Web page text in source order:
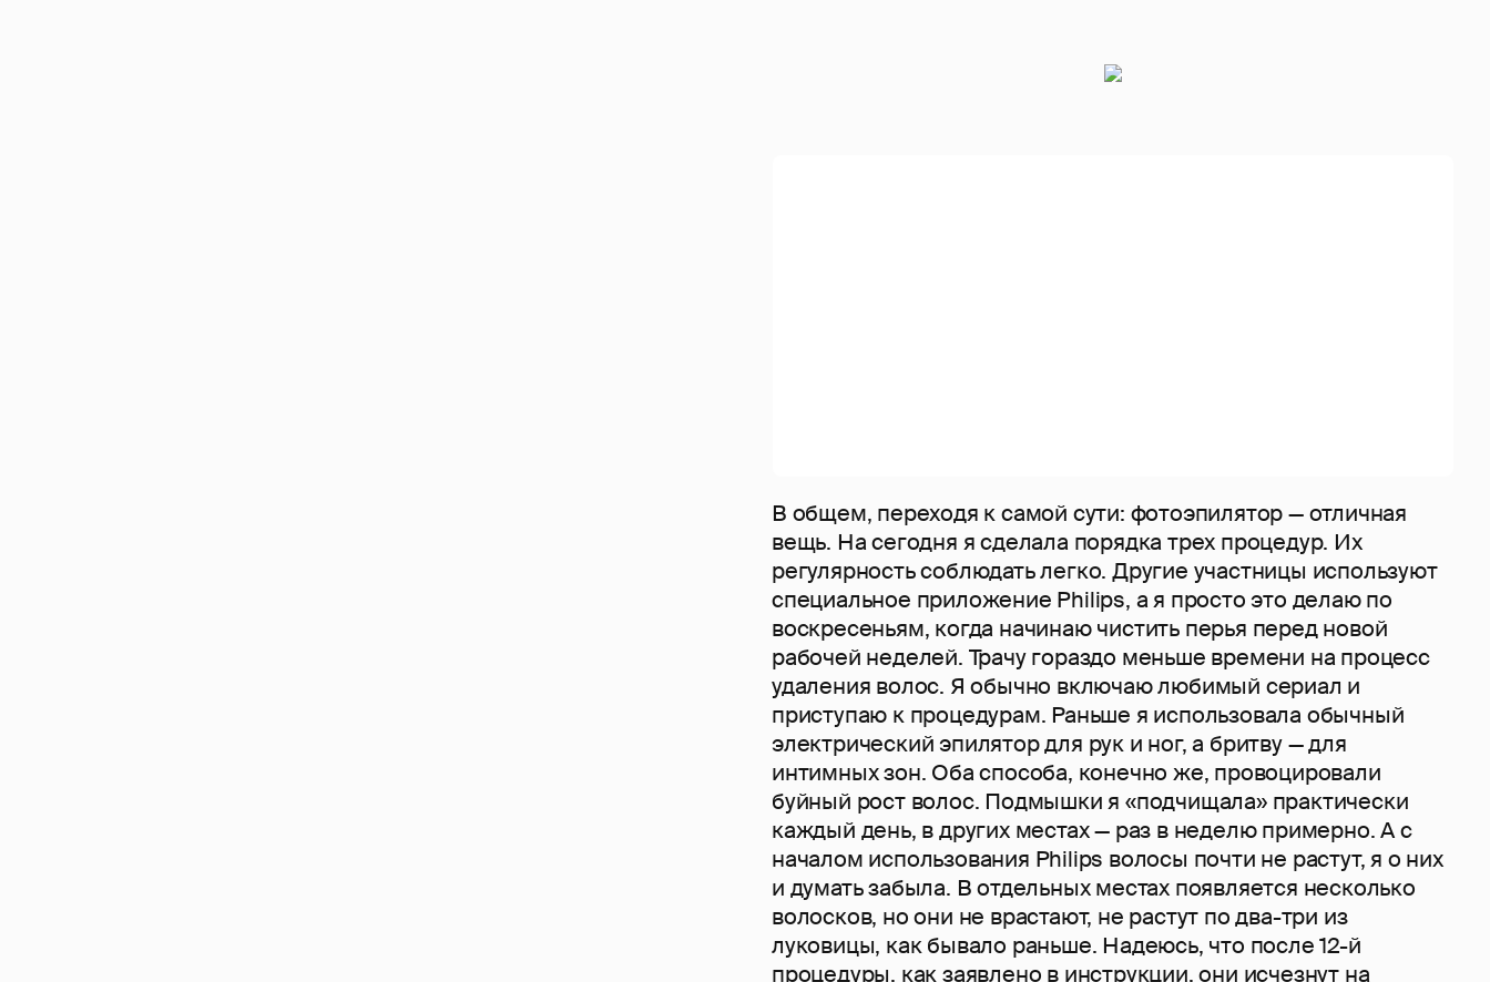
В общем, переходя к самой сути: фотоэпилятор — отличная
вещь. На сегодня я сделала порядка трех процедур. Их
регулярность соблюдать легко. Другие участницы используют
специальное приложение Philips, а я просто это делаю по
воскресеньям, когда начинаю чистить перья перед новой
рабочей неделей. Трачу гораздо меньше времени на процесс
удаления волос. Я обычно включаю любимый сериал и
приступаю к процедурам. Раньше я использовала обычный
электрический эпилятор для рук и ног, а бритву — для
интимных зон. Оба способа, конечно же, провоцировали
буйный рост волос. Подмышки я «подчищала» практически
каждый день, в других местах — раз в неделю примерно. А с
началом использования Philips волосы почти не растут, я о них
и думать забыла. В отдельных местах появляется несколько
волосков, но они не врастают, не растут по два-три из
луковицы, как бывало раньше. Надеюсь, что после 12-й
процедуры, как заявлено в инструкции, они исчезнут на